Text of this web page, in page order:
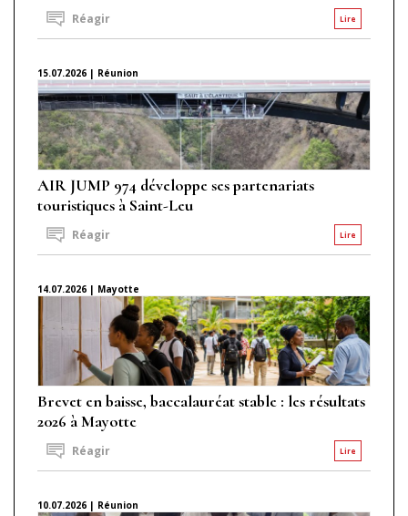
Lire
Réagir
15.07.2026 | Réunion
AIR JUMP 974 développe ses partenariats
touristiques à Saint-Leu
Lire
Réagir
14.07.2026 | Mayotte
Brevet en baisse, baccalauréat stable : les résultats
2026 à Mayotte
Lire
Réagir
10.07.2026 | Réunion